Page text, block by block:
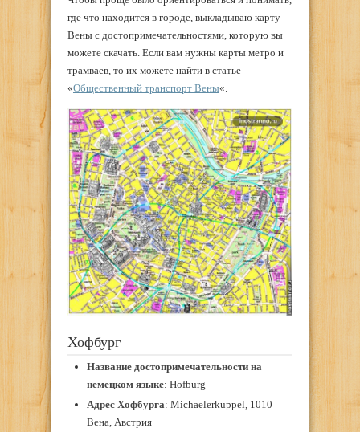
где что находится в городе, выкладываю карту
Вены с достопримечательностями, которую вы
можете скачать. Если вам нужны карты метро и
трамваев, то их можете найти в статье
«Общественный транспорт Вены«.
Хофбург
Название достопримечательности на
немецком языке: Hofburg
Адрес Хофбурга: Michaelerkuppel, 1010
Вена, Австрия